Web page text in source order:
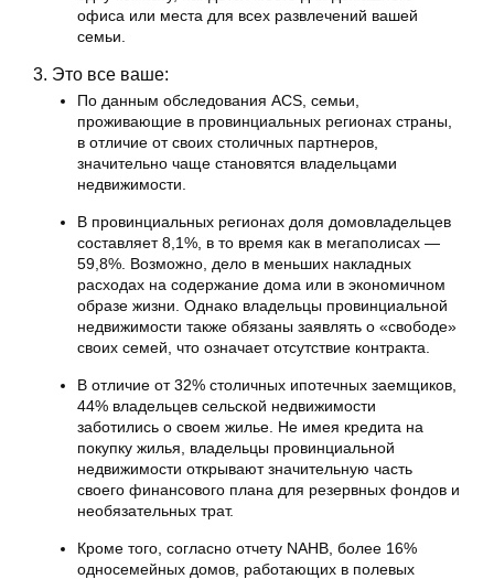
офиса или места для всех развлечений вашей
семьи.
3. Это все ваше:
По данным обследования ACS, семьи,
проживающие в провинциальных регионах страны,
в отличие от своих столичных партнеров,
значительно чаще становятся владельцами
недвижимости.
В провинциальных регионах доля домовладельцев
составляет 8,1%, в то время как в мегаполисах —
59,8%. Возможно, дело в меньших накладных
расходах на содержание дома или в экономичном
образе жизни. Однако владельцы провинциальной
недвижимости также обязаны заявлять о «свободе»
своих семей, что означает отсутствие контракта.
В отличие от 32% столичных ипотечных заемщиков,
44% владельцев сельской недвижимости
заботились о своем жилье. Не имея кредита на
покупку жилья, владельцы провинциальной
недвижимости открывают значительную часть
своего финансового плана для резервных фондов и
необязательных трат.
Кроме того, согласно отчету NAHB, более 16%
односемейных домов, работающих в полевых